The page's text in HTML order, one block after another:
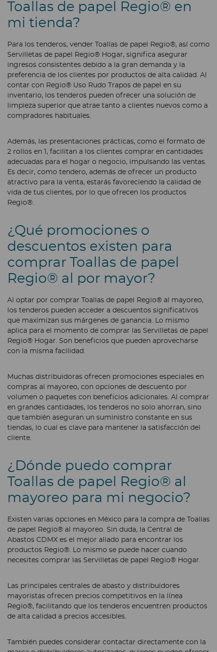
Toallas de papel Regio® en
mi tienda?
Para los tenderos, vender Toallas de papel Regio®, así como
Servilletas de papel Regio® Hogar, significa asegurar
ingresos consistentes debido a la gran demanda y la
preferencia de los clientes por productos de alta calidad. Al
contar con Regio® Uso Rudo Trapos de papel en su
inventario, los tenderos pueden ofrecer una solución de
limpieza superior que atrae tanto a clientes nuevos como a
compradores habituales.
Además, las presentaciones prácticas, como el formato de
2 rollos en 1, facilitan a los clientes comprar en cantidades
adecuadas para el hogar o negocio, impulsando las ventas.
Es decir, como tendero, además de ofrecer un producto
atractivo para la venta, estarás favoreciendo la calidad de
vida de tus clientes, por lo que ofrecen los productos
Regio®.
¿Qué promociones o
descuentos existen para
comprar Toallas de papel
Regio® al por mayor?
Al optar por comprar Toallas de papel Regio® al mayoreo,
los tenderos pueden acceder a descuentos significativos
que maximizan sus márgenes de ganancia. Lo mismo
aplica para el momento de comprar las Servilletas de papel
Regio® Hogar. Son beneficios que pueden aprovecharse
con la misma facilidad.
Muchas distribuidoras ofrecen promociones especiales en
compras al mayoreo, con opciones de descuento por
volumen o paquetes con beneficios adicionales. Al comprar
en grandes cantidades, los tenderos no solo ahorran, sino
que también aseguran un suministro constante en sus
tiendas, lo cual es clave para mantener la satisfacción del
cliente.
¿Dónde puedo comprar
Toallas de papel Regio® al
mayoreo para mi negocio?
Existen varias opciones en México para la compra de Toallas
de papel Regio® al mayoreo. Sin duda, la Central de
Abastos CDMX es el mejor aliado para encontrar los
productos Regio®. Lo mismo se puede hacer cuando
necesites comprar las Servilletas de papel Regio® Hogar.
Las principales centrales de abasto y distribuidores
mayoristas ofrecen precios competitivos en la línea
Regio®, facilitando que los tenderos encuentren productos
de alta calidad a precios accesibles.
También puedes considerar contactar directamente con la